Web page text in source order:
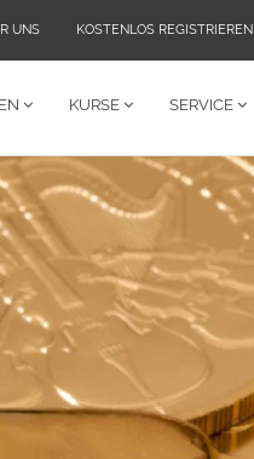
UNS KOSTENLOS REGISTRIEREN
KURSE SERVICE